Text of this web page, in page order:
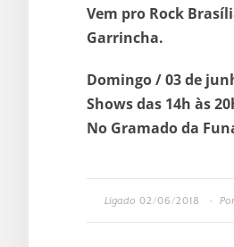
Vem pro Rock
Garrincha.
Domingo / 03 de
Shows das 14h às
No Gramado da
Ligado 02/06/2018 •